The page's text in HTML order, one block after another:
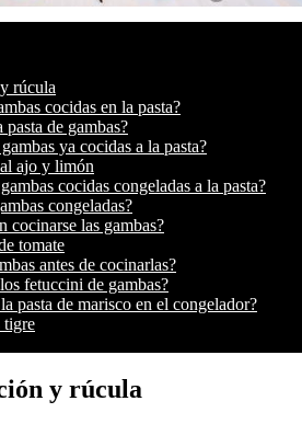
rúcula
cocidas en la pasta?
pasta de gambas?
ya cocidas a la pasta?
ajo y limón
cocidas congeladas a la pasta?
congeladas?
cocinarse las gambas?
tomate
antes de cocinarlas?
fetuccini de gambas?
pasta de marisco en el congelador?
tigre
y rúcula